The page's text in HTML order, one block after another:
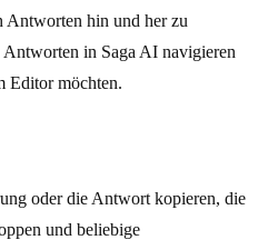
Antworten hin und her zu
in Saga AI navigieren
Editor möchten.
oder die Antwort kopieren, die
und beliebige